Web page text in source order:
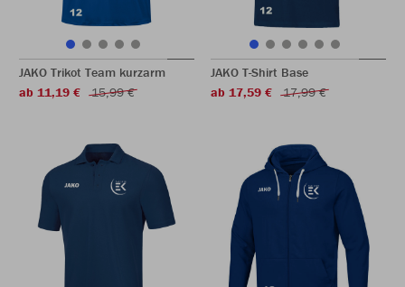
JAKO Trikot Team kurzarm
ab 11,19 €
15,99 €
JAKO T-Shirt Base
ab 17,59 €
17,99 €